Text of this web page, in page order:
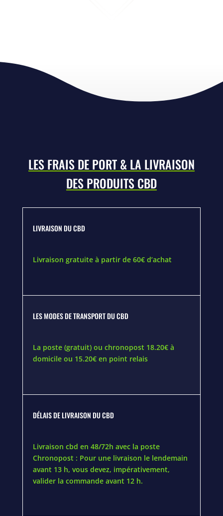
LES FRAIS DE PORT & LA LIVRAISON
DES PRODUITS CBD
LIVRAISON DU CBD
Livraison gratuite à partir de 60€ d’achat
LES MODES DE TRANSPORT DU CBD
La poste (gratuit) ou chronopost 18.20€ à
domicile ou 15.20€ en point relais
DÉLAIS DE LIVRAISON DU CBD
Livraison cbd en 48/72h avec la poste
Chronopost : Pour une livraison le lendemain
avant 13 h, vous devez, impérativement,
valider la commande avant 12 h.